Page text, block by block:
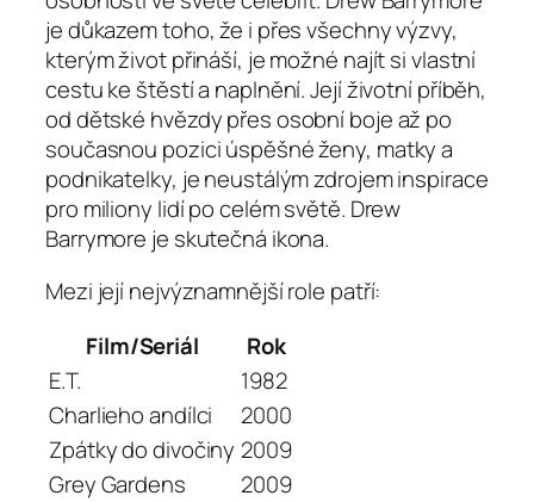
je důkazem toho, že i přes všechny výzvy,
kterým život přináší, je možné najít si vlastní
cestu ke štěstí a naplnění. Její životní příběh,
od dětské hvězdy přes osobní boje až po
současnou pozici úspěšné ženy, matky a
podnikatelky, je neustálým zdrojem inspirace
pro miliony lidí po celém světě. Drew
Barrymore je skutečná ikona.
Mezi její nejvýznamnější role patří:
Film/Seriál
Rok
E.T.
1982
Charlieho andílci
2000
Zpátky do divočiny 2009
Grey Gardens
2009